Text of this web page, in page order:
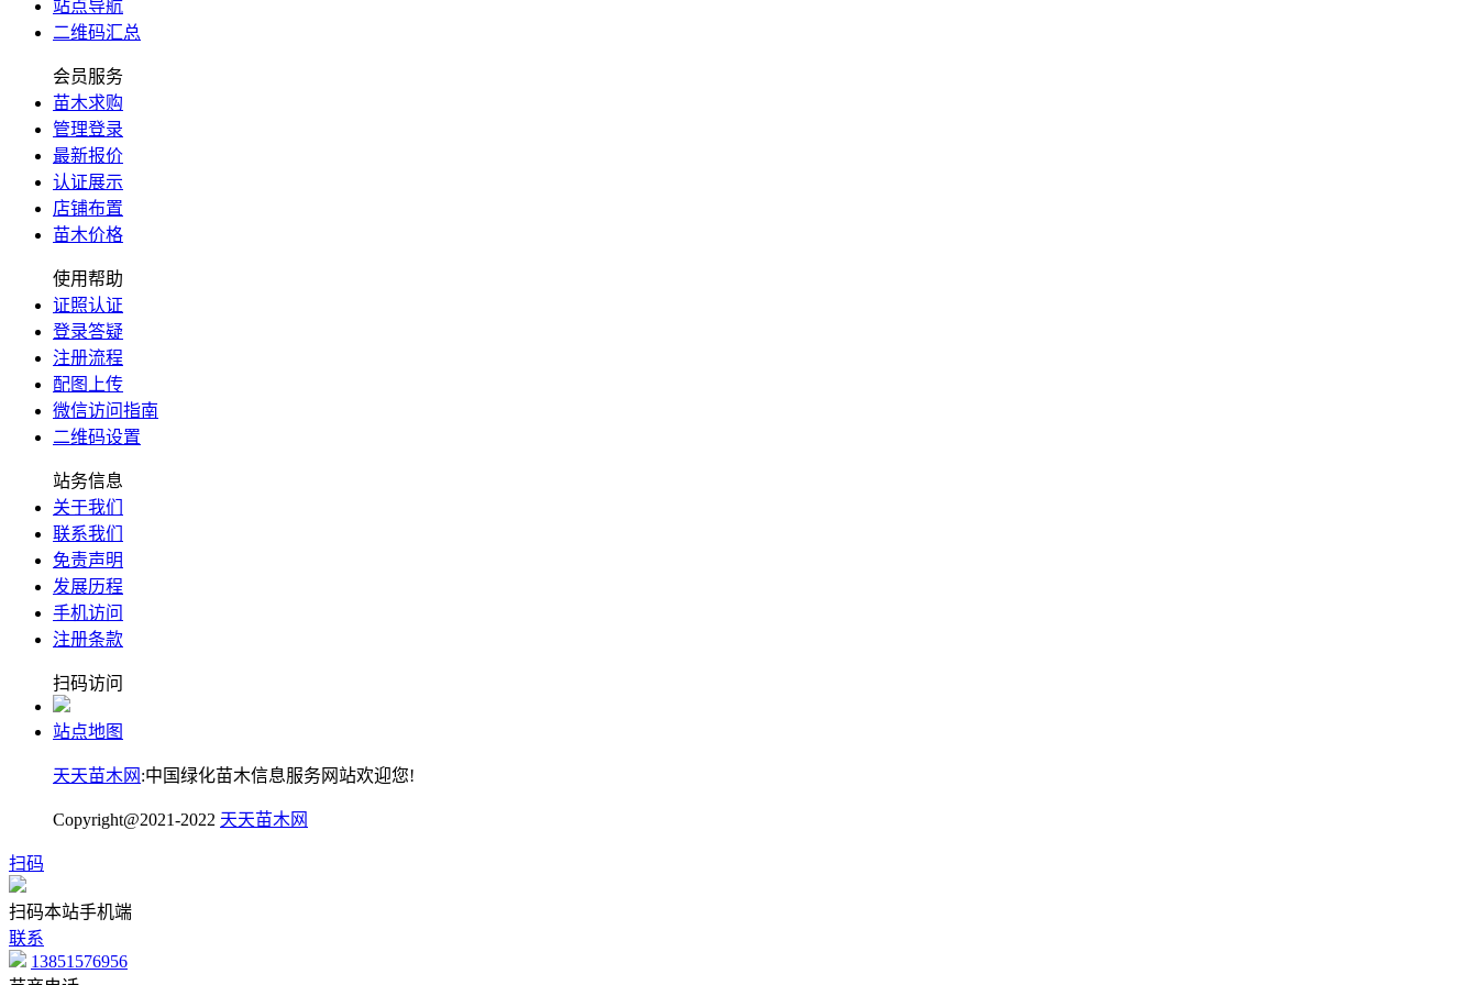
站点导航
二维码汇总
会员服务
苗木求购
管理登录
最新报价
认证展示
店铺布置
苗木价格
使用帮助
证照认证
登录答疑
注册流程
配图上传
微信访问指南
二维码设置
站务信息
关于我们
联系我们
免责声明
发展历程
手机访问
注册条款
扫码访问
站点地图
天天苗木网 :中国绿化苗木信息服务网站欢迎您!
Copyright@2021-2022 天天苗木网
扫码
扫码本站手机端
联系
13851576956